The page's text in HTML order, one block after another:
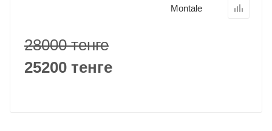
Montale
28000 тенге
25200 тенге